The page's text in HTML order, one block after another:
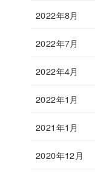
2022年8月
2022年7月
2022年4月
2022年1月
2021年1月
2020年12月